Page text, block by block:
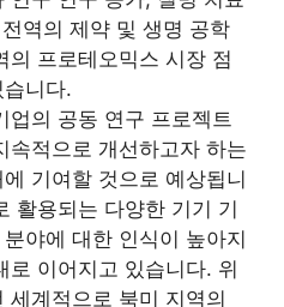
역의 제약 및 생명 공학
의 프로테오믹스 시장 점
니다.
업의 공동 연구 프로젝트
속적으로 개선하고자 하는
기여할 것으로 예상됩니
활용되는 다양한 기기 기
야에 대한 인식이 높아지
로 이어지고 있습니다. 위
세계적으로 북미 지역의